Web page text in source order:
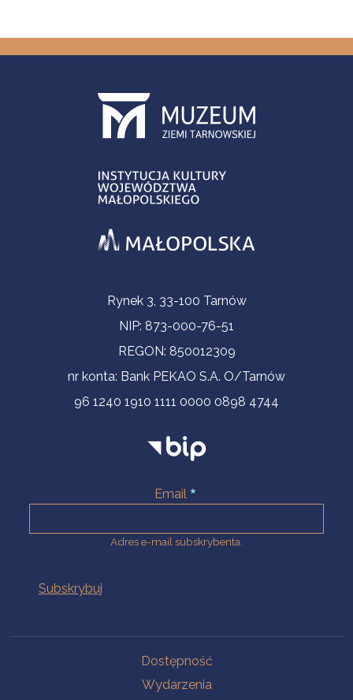
Informacje kontaktoweRynek 3, 33-100 Tarnów
NIP: 873-000-76-51
REGON: 850012309
nr konta: Bank PEKAO S.A. O/Tarnów
96 1240 1910 1111 0000 0898 4744
Email
Adres e-mail subskrybenta.
Dostępność
Wydarzenia